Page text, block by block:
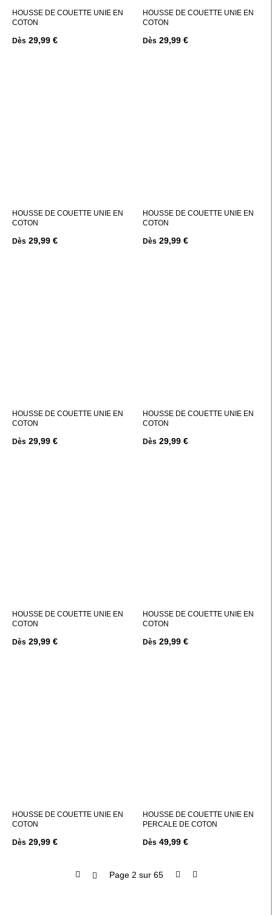
HOUSSE DE COUETTE UNIE EN
COTON
Dès 29,99 €
HOUSSE DE COUETTE UNIE EN
COTON
Dès 29,99 €
HOUSSE DE COUETTE UNIE EN
COTON
Dès 29,99 €
HOUSSE DE COUETTE UNIE EN
COTON
Dès 29,99 €
HOUSSE DE COUETTE UNIE EN
COTON
Dès 29,99 €
HOUSSE DE COUETTE UNIE EN
COTON
Dès 29,99 €
HOUSSE DE COUETTE UNIE EN
COTON
Dès 29,99 €
HOUSSE DE COUETTE UNIE EN
COTON
Dès 29,99 €
HOUSSE DE COUETTE UNIE EN
COTON
Dès 29,99 €
HOUSSE DE COUETTE UNIE EN
PERCALE DE COTON
Dès 49,99 €
Page 2 sur 65